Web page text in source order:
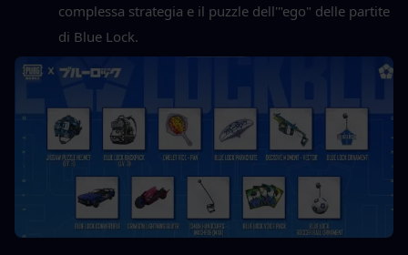
complessa strategia e il puzzle dell'"ego" delle partite
di Blue Lock.